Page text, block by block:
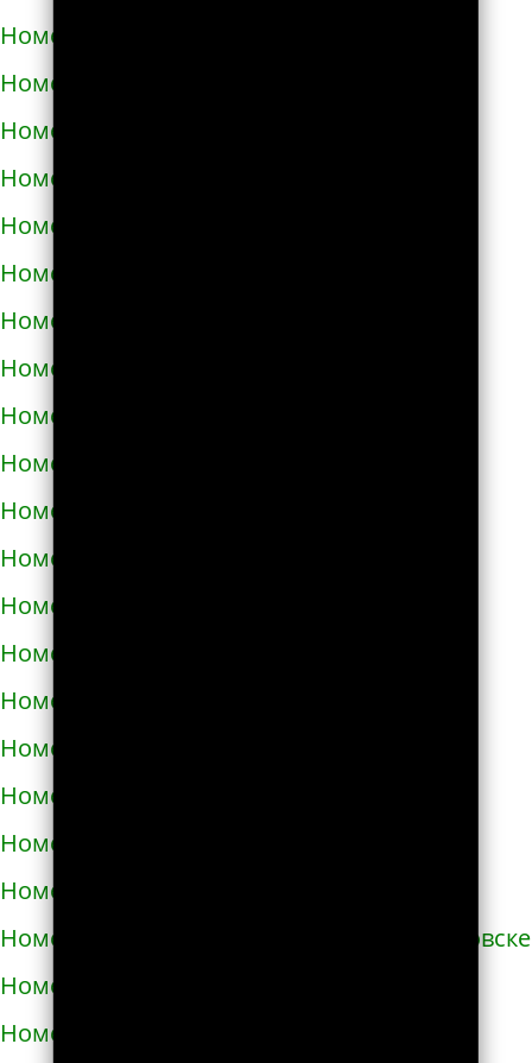
Номера телефонов такси в Богодухове
Номера телефонов такси в Богуславе
Номера телефонов такси в Болграде
Номера телефонов такси в Болехове
Номера телефонов такси в Борзне
Номера телефонов такси в Бориславе
Номера телефонов такси в Борисполе
Номера телефонов такси в Бородянке
Номера телефонов такси в Борщёве
Номера телефонов такси в Боярке
Номера телефонов такси в Броварах
Номера телефонов такси в Бродах
Номера телефонов такси в Бурштыне
Номера телефонов такси в Буче
Номера телефонов такси в Бучаче
Номера телефонов такси в Вараше
Номера телефонов такси в Васильевке
Номера телефонов такси в Василькове
Номера телефонов такси в Ватутино
Номера телефонов такси в Верхнеднепровске
Номера телефонов такси в Винниках
Номера телефонов такси в Виннице